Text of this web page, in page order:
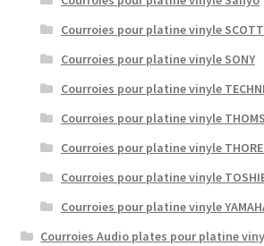
Courroies pour platine vinyle SCOTT
Courroies pour platine vinyle SONY
Courroies pour platine vinyle
Courroies pour platine vinyle
Courroies pour platine vinyle
Courroies pour platine vinyle
Courroies pour platine vinyle
Courroies Audio plates pour platine